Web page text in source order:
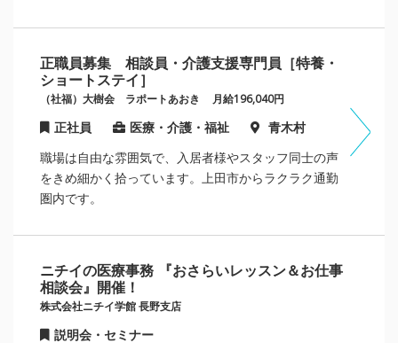
正職員募集 相談員・介護支援専門員［特養・
ショートステイ］
（社福）大樹会 ラポートあおき 月給196,040円
正社員 医療・介護・福祉 青木村
職場は自由な雰囲気で、入居者様やスタッフ同士の声
をきめ細かく拾っています。上田市からラクラク通勤
圏内です。
ニチイの医療事務 『おさらいレッスン＆お仕事
相談会』開催！
株式会社ニチイ学館 長野支店
説明会・セミナー